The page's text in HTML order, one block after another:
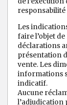
responsabilité
Les
faire l’objet
déclarations
présentation
vente. Les
informations
indicatif.
Aucune
l’adjudication